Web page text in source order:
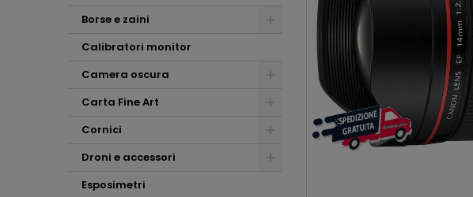
Borse e zaini
Calibratori monitor
Camera oscura
Carta Fine Art
Cornici
Droni e accessori
Esposimetri